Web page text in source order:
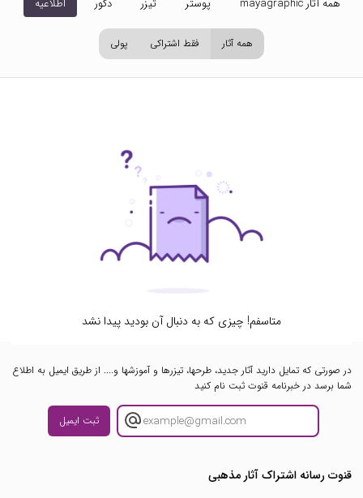
همه آثار mayagraphic پوستر تیزر دکور اطلاعیه
همه آثار فقط اشتراکی پولی
متاسفم! چیزی که به دنبال آن بودید پیدا نشد
در صورتی که تمایل دارید آثار جدید، طرحها، تیزرها و آموزشها و.... از طریق ایمیل به اطلاع
شما برسد در خبرنامه قنوت ثبت نام کنید
ثبت ایمیل
قنوت رسانه اشتراک آثار مذهبی